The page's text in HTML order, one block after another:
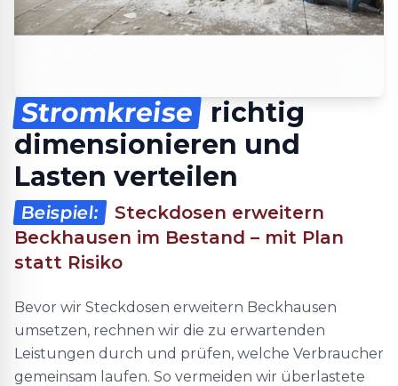
Stromkreise
richtig
dimensionieren und
Lasten verteilen
Beispiel:
Steckdosen erweitern
Beckhausen im Bestand – mit Plan
statt Risiko
Bevor wir Steckdosen erweitern Beckhausen
umsetzen, rechnen wir die zu erwartenden
Leistungen durch und prüfen, welche Verbraucher
gemeinsam laufen. So vermeiden wir überlastete